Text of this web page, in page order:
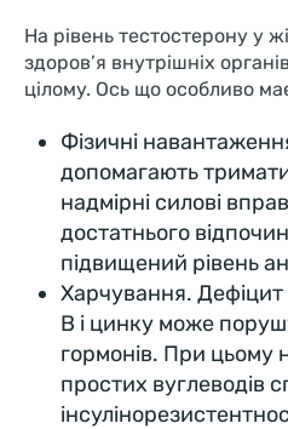
На рівень тестостерону у
здоров’я внутрішніх
цілому. Ось що особливо
Фізичні
допомагають
надмірні силові
достатнього
підвищений рівень
Харчування. Дефіцит
B і цинку може
гормонів. При цьому
простих вуглеводів